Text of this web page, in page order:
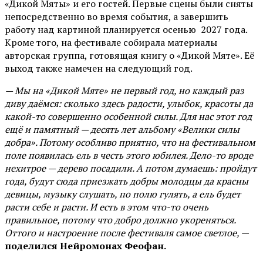
«Дикой Мяты» и его гостей. Первые сцены были сняты
непосредственно во время события, а завершить
работу над картиной планируется осенью 2027 года.
Кроме того, на фестивале собирала материалы
авторская группа, готовящая книгу о «Дикой Мяте». Её
выход также намечен на следующий год.
— Мы на «Дикой Мяте» не первый год, но каждый раз
диву даёмся: сколько здесь радости, улыбок, красоты да
какой-то совершенно особенной силы. Для нас этот год
ещё и памятный — десять лет альбому «Велики силы
добра». Потому особливо приятно, что на фестивальном
поле появилась ель в честь этого юбилея. Дело-то вроде
нехитрое — дерево посадили. А потом думаешь: пройдут
года, будут сюда приезжать добры молодцы да красны
девицы, музыку слушать, по полю гулять, а ель будет
расти себе и расти. И есть в этом что-то очень
правильное, потому что добро должно укореняться.
Оттого и настроение после фестиваля самое светлое, —
поделился Нейромонах Феофан.